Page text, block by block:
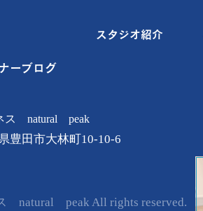
ーブログ
スタジオ紹介
ス natural peak
豊田市大林町10-10-6
natural peak All rights reserved.